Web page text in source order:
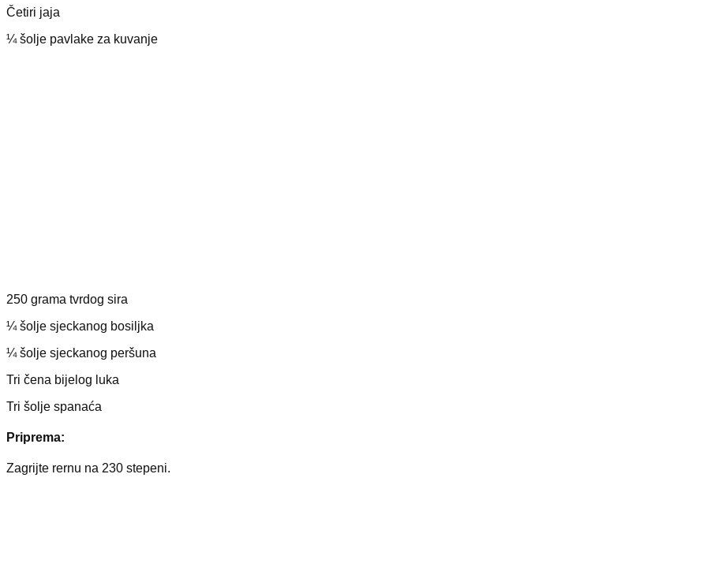
Četiri jaja
¼ šolje pavlake za kuvanje
250 grama tvrdog sira
¼ šolje sjeckanog bosiljka
¼ šolje sjeckanog peršuna
Tri čena bijelog luka
Tri šolje spanaća
Priprema:
Zagrijte rernu na 230 stepeni.